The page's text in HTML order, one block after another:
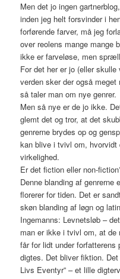
Men det jo ingen
inden jeg helt forsvinder i
forførende farver, må jeg
over reolens mange mange
ikke er farveløse, men
For det her er jo (eller
verden sker der også
så taler man om nye genrer.
Men så nye er de jo ikke.
glemt det og tror, at det
genrerne brydes op og
kan blive i tvivl om,
virkelighed.
Er det fiction eller non-
Denne blanding af
florerer for tiden. Det er
skøn blanding af løgn og
Ingemanns: Levnetsløb –
man er ikke i tvivl om, at de
får for lidt under forfatterens
digtes. Det bliver fiktion.
Livs Eventyr” – et lille